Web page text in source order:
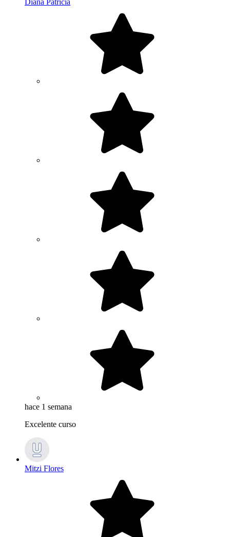
hace 1 semana
Excelente curso
Mitzi Flores